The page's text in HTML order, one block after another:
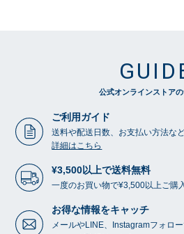
公式オンラインストア
ご利用ガイド
送料や配送日数、お支払い方法な
詳細はこちら
¥3,500以上で送料無料
一度のお買い物で¥3,500以上ご購
お得な情報をキャッチ
メールやLINE、Instagramフォロ